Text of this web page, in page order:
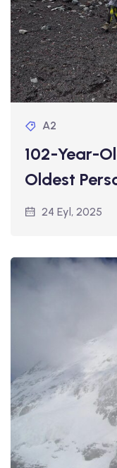
A2
102-Year-
Oldest
24 Eyl, 2025